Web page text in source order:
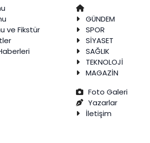
ve Fikstür
GÜNDEM
SPOR
SİYASET
SAĞLIK
TEKNOLOJİ
MAGAZİN
Foto Galeri
Yazarlar
İletişim